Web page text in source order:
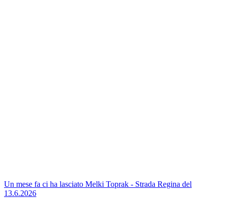
Un mese fa ci ha lasciato Melki Toprak - Strada Regina del
13.6.2026